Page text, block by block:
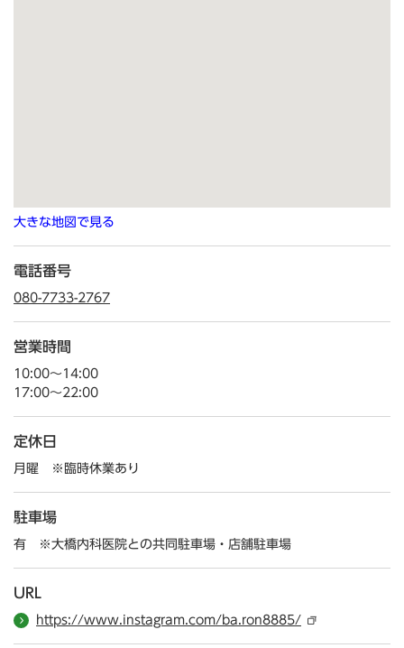
大きな地図で見る
電話番号
080-7733-2767
営業時間
10:00～14:00
17:00～22:00
定休日
月曜 ※臨時休業あり
駐車場
有 ※大橋内科医院との共同駐車場・店舗駐車場
URL
https://www.instagram.com/ba.ron8885/